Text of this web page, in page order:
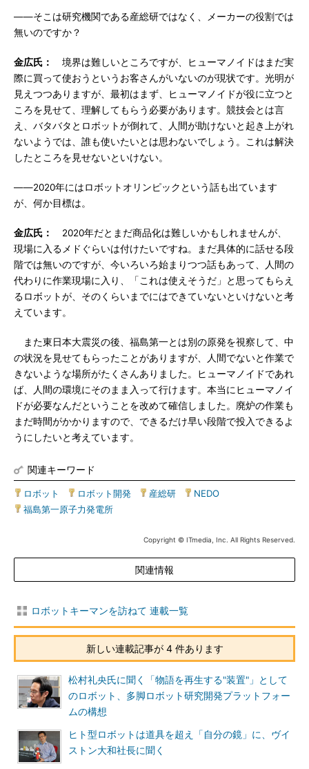
――そこは研究機関である産総研ではなく、メーカーの役割では
無いのですか？
金広氏：
境界は難しいところですが、ヒューマノイドはまだ実
際に買って使おうというお客さんがいないのが現状です。光明が
見えつつありますが、最初はまず、ヒューマノイドが役に立つと
ころを見せて、理解してもらう必要があります。競技会とは言
え、バタバタとロボットが倒れて、人間が助けないと起き上がれ
ないようでは、誰も使いたいとは思わないでしょう。これは解決
したところを見せないといけない。
――2020年にはロボットオリンピックという話も出ています
が、何か目標は。
金広氏：
2020年だとまだ商品化は難しいかもしれませんが、
現場に入るメドぐらいは付けたいですね。まだ具体的に話せる段
階では無いのですが、今いろいろ始まりつつ話もあって、人間の
代わりに作業現場に入り、「これは使えそうだ」と思ってもらえ
るロボットが、そのくらいまでにはできていないといけないと考
えています。
また東日本大震災の後、福島第一とは別の原発を視察して、中
の状況を見せてもらったことがありますが、人間でないと作業で
きないような場所がたくさんありました。ヒューマノイドであれ
ば、人間の環境にそのまま入って行けます。本当にヒューマノイ
ドが必要なんだということを改めて確信しました。廃炉の作業も
まだ時間がかかりますので、できるだけ早い段階で投入できるよ
うにしたいと考えています。
関連キーワード
ロボット ロボット開発 産総研 NEDO
福島第一原子力発電所
Copyright © ITmedia, Inc. All Rights Reserved.
関連情報
ロボットキーマンを訪ねて 連載一覧
新しい連載記事が 4 件あります
松村礼央氏に聞く「物語を再生する"装置"」として
のロボット、多脚ロボット研究開発プラットフォー
ムの構想
ヒト型ロボットは道具を超え「自分の鏡」に、ヴイ
ストン大和社長に聞く